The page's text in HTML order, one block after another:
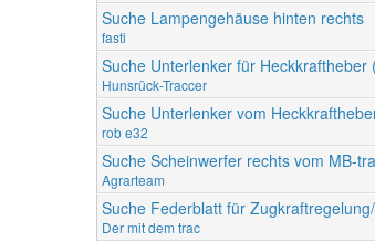
Suche Lampengehäuse hinten rechts
fasti
Suche Unterlenker für Heckkraftheber
Hunsrück-Traccer
Suche Unterlenker vom
rob e32
Suche Scheinwerfer rechts vom MB-
Agrarteam
Suche Federblatt für
Der mit dem trac